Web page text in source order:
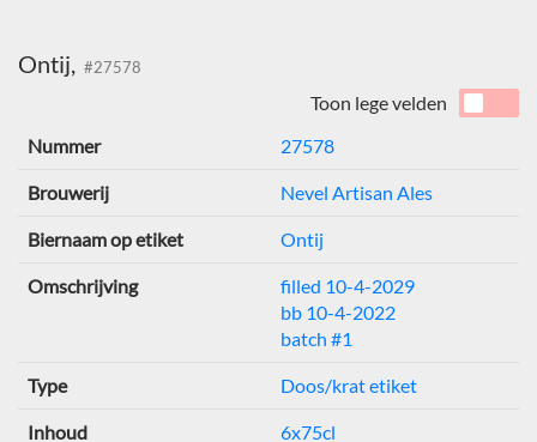
Ontij, #27578
Toon lege velden
Nummer
27578
Brouwerij Nevel Artisan Ales
Biernaam op etiket Ontij
Omschrijving
filled 10-4-2029
bb 10-4-2022
batch #1
Type Doos/krat etiket
Inhoud 6x75cl